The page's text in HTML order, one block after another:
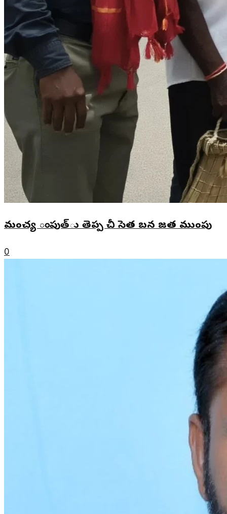
మంచ్య ంపుత్ు తెప్ప చీ సెత బన జత ముంపు
0